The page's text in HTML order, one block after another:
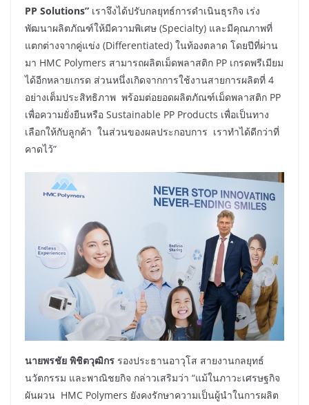
PP Solutions” เราจึงได้ปรับกลยุทธ์การดำเนินธุรกิจ เร่ง
พัฒนาผลิตภัณฑ์ให้มีความพิเศษ (Specialty) และมีคุณภาพที่
แตกต่างจากคู่แข่ง (Differentiated) ในท้องตลาด โดยปีที่ผ่าน
มา HMC Polymers สามารถผลิตเม็ดพลาสติก PP เกรดพรีเมียม
ได้อีกหลายเกรด ส่วนหนึ่งเกิดจากการใช้งานสายการผลิตที่ 4
อย่างเต็มประสิทธิภาพ พร้อมต่อยอดผลิตภัณฑ์เม็ดพลาสติก PP
เพื่อความยั่งยืนหรือ Sustainable PP Products เพื่อเป็นทาง
เลือกให้กับลูกค้า ในส่วนของผลประกอบการ เราทำได้ดีกว่าที่
คาดไว้”
นายพรชัย พิชิตวุฒิกร รองประธานอาวุโส สายงานกลยุทธ์
นวัตกรรม และพาณิชยกิจ กล่าวเสริมว่า “แม้ในภาวะเศรษฐกิจ
ผันผวน HMC Polymers ยังคงรักษาความเป็นผู้นำในการผลิต